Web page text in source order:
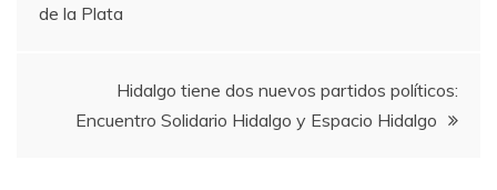
de
entradas
de la Plata
Hidalgo tiene dos nuevos partidos políticos:
Encuentro Solidario Hidalgo y Espacio Hidalgo